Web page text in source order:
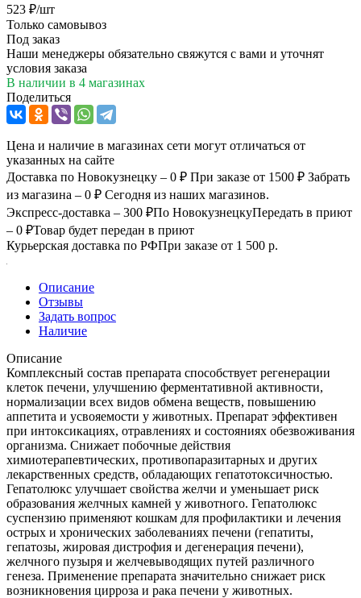
523 ₽/шт
Только самовывоз
Под заказ
Наши менеджеры обязательно свяжутся с вами и уточнят
условия заказа
В наличии в 4 магазинах
Поделиться
Цена и наличие в магазинах сети могут отличаться от
указанных на сайте
Доставка по Новокузнецку – 0 ₽ При заказе от 1500 ₽ Забрать
из магазина – 0 ₽ Сегодня из наших магазинов.
Экспресс-доставка – 300 ₽По НовокузнецкуПередать в приют
– 0 ₽Товар будет передан в приют
Курьерская доставка по РФПри заказе от 1 500 р.
Описание
Отзывы
Задать вопрос
Наличие
Описание
Комплексный состав препарата способствует регенерации
клеток печени, улучшению ферментативной активности,
нормализации всех видов обмена веществ, повышению
аппетита и усвояемости у животных. Препарат эффективен
при интоксикациях, отравлениях и состояниях обезвоживания
организма. Снижает побочные действия
химиотерапевтических, противопаразитарных и других
лекарственных средств, обладающих гепатотоксичностью.
Гепатолюкс улучшает свойства желчи и уменьшает риск
образования желчных камней у животного. Гепатолюкс
суспензию применяют кошкам для профилактики и лечения
острых и хронических заболеваниях печени (гепатиты,
гепатозы, жировая дистрофия и дегенерация печени),
желчного пузыря и желчевыводящих путей различного
генеза. Применение препарата значительно снижает риск
возникновения цирроза и рака печени у животных.